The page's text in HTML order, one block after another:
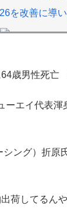
を改善に導
、フェルス
に「なぜ調和
買うってあ
の顔とかを舐
て人間が病気
歳男性死亡
ーエイ代表
ング）折原
荷してるん